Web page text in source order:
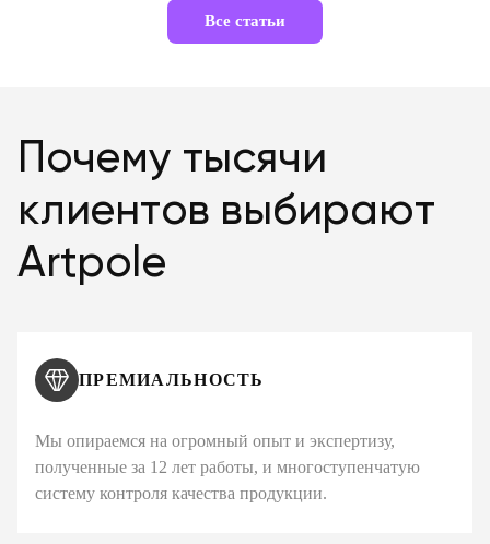
Все статьи
Почему тысячи
клиентов выбирают
Artpole
ПРЕМИАЛЬНОСТЬ
Мы опираемся на огромный опыт и экспертизу,
полученные за 12 лет работы, и многоступенчатую
систему контроля качества продукции.